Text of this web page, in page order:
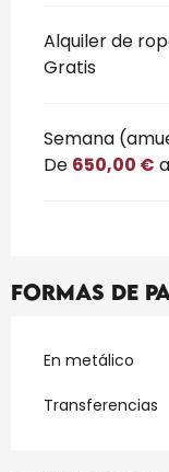
Alquiler de
Gratis
Semana
De 650,00 € a
Formas de
En metálico
Transferencias